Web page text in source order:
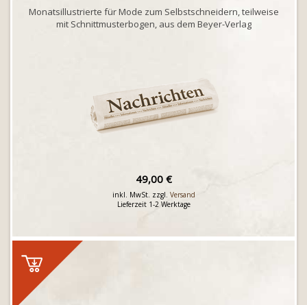
Monatsillustrierte für Mode zum Selbstschneidern, teilweise
mit Schnittmusterbogen, aus dem Beyer-Verlag
49,00 €
inkl. MwSt. zzgl. Versand
Lieferzeit 1-2 Werktage